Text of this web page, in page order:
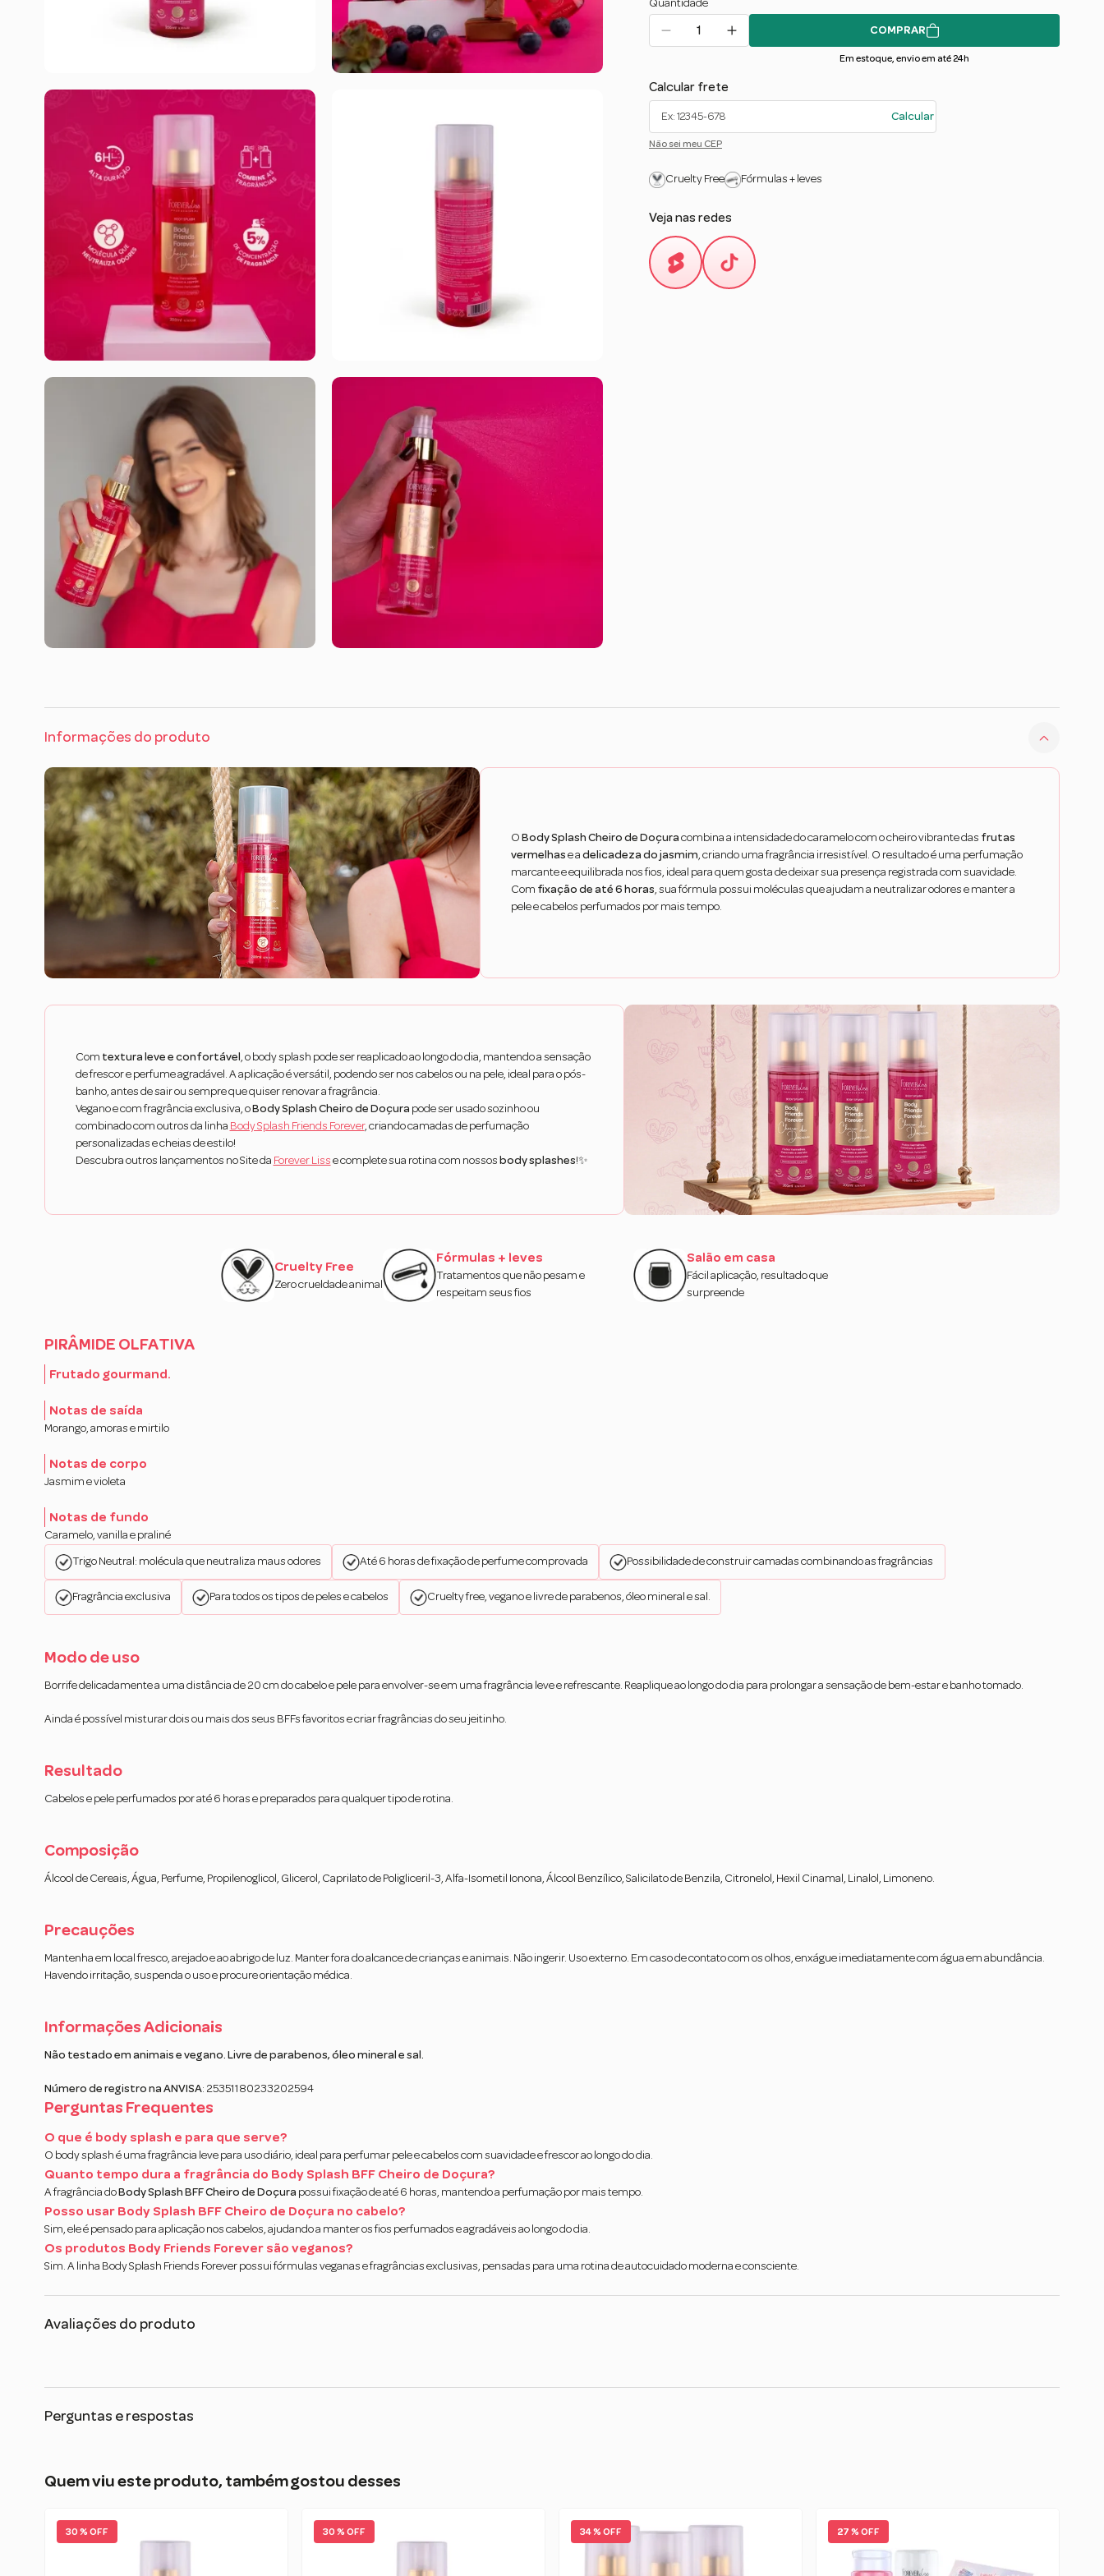
Quantidade
COMPRAR
Em estoque, envio em até 24h
Calcular frete
Calcular
Não sei meu CEP
Cruelty Free Fórmulas + leves
Veja nas redes
Informações do produto
O Body Splash Cheiro de Doçura combina a intensidade do caramelo com o cheiro vibrante das frutas
vermelhas e a delicadeza do jasmim, criando uma fragrância irresistível. O resultado é uma perfumação
marcante e equilibrada nos fios, ideal para quem gosta de deixar sua presença registrada com suavidade.
Com fixação de até 6 horas, sua fórmula possui moléculas que ajudam a neutralizar odores e manter a
pele e cabelos perfumados por mais tempo.
Com textura leve e confortável , o body splash pode ser reaplicado ao longo do dia, mantendo a sensação
de frescor e perfume agradável. A aplicação é versátil, podendo ser nos cabelos ou na pele, ideal para o pós-
banho, antes de sair ou sempre que quiser renovar a fragrância.
Vegano e com fragrância exclusiva, oBody Splash Cheiro de Doçura pode ser usado sozinho ou
combinado com outros da linha Body Splash Friends Forever, criando camadas de perfumação
personalizadas e cheias de estilo!
Descubra outros lançamentos no Site da Forever Liss e complete sua rotina com nossos body splashes!✨
Cruelty Free
Zero crueldade animal
Fórmulas + leves
Tratamentos que não pesam e
respeitam seus fios
Salão em casa
Fácil aplicação, resultado que
surpreende
PIRÂMIDE OLFATIVA
Frutado gourmand.
Notas de saída
Morango, amoras e mirtilo
Notas de corpo
Jasmim e violeta
Notas de fundo
Caramelo, vanilla e praliné
Trigo Neutral: molécula que neutraliza maus odores Até 6 horas de fixação de perfume comprovada Possibilidade de construir camadas combinando as fragrâncias
Fragrância exclusiva Para todos os tipos de peles e cabelos Cruelty free, vegano e livre de parabenos, óleo mineral e sal.
Modo de uso
Borrife delicadamente a uma distância de 20 cm do cabelo e pele para envolver-se em uma fragrância leve e refrescante. Reaplique ao longo do dia para prolongar a sensação de bem-estar e banho tomado.
Ainda é possível misturar dois ou mais dos seus BFFs favoritos e criar fragrâncias do seu jeitinho.
Resultado
Cabelos e pele perfumados por até 6 horas e preparados para qualquer tipo de rotina.
Composição
Álcool de Cereais, Água, Perfume, Propilenoglicol, Glicerol, Caprilato de Poligliceril-3, Alfa-Isometil Ionona, Álcool Benzílico, Salicilato de Benzila, Citronelol, Hexil Cinamal, Linalol, Limoneno.
Precauções
Mantenha em local fresco, arejado e ao abrigo de luz. Manter fora do alcance de crianças e animais. Não ingerir. Uso externo. Em caso de contato com os olhos, enxágue imediatamente com água em abundância.
Havendo irritação, suspenda o uso e procure orientação médica.
Informações Adicionais
Não testado em animais e vegano. Livre de parabenos, óleo mineral e sal.
Número de registro na ANVISA: 25351180233202594
Perguntas Frequentes
O que é body splash e para que serve?
O body splash é uma fragrância leve para uso diário, ideal para perfumar pele e cabelos com suavidade e frescor ao longo do dia.
Quanto tempo dura a fragrância do Body Splash BFF Cheiro de Doçura?
A fragrância doBody Splash BFF Cheiro de Doçura possui fixação de até 6 horas, mantendo a perfumação por mais tempo.
Posso usar Body Splash BFF Cheiro de Doçura no cabelo?
Sim, ele é pensado para aplicação nos cabelos, ajudando a manter os fios perfumados e agradáveis ao longo do dia.
Os produtos Body Friends Forever são veganos?
Sim. A linha Body Splash Friends Forever possui fórmulas veganas e fragrâncias exclusivas, pensadas para uma rotina de autocuidado moderna e consciente.
Avaliações do produto
Perguntas e respostas
Quem viu este produto, também gostou desses
30 % OFF 30 % OFF 34 % OFF 27 % OFF